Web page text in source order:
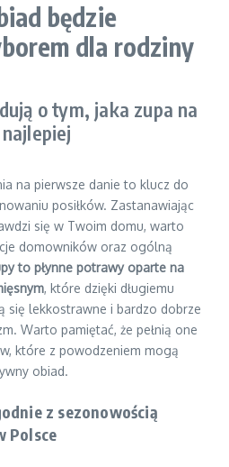
będzie
dla rodziny
o tym, jaka zupa na
na pierwsze danie to klucz do
posiłków. Zastanawiając
się w Twoim domu, warto
domowników oraz ogólną
to płynne potrawy oparte na
, które dzięki długiemu
się lekkostrawne i bardzo dobrze
Warto pamiętać, że pełnią one
które z powodzeniem mogą
obiad.
z sezonowością
Polsce